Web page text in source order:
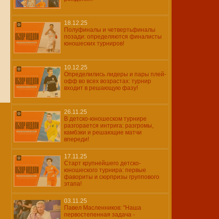
18.12.25
Полуфиналы и четвертьфиналы
позади: определяются финалисты
юношеских турниров!
10.12.25
Определились лидеры и пары плей-
офф во всех возрастах: турнир
входит в решающую фазу!
26.11.25
В детско-юношеском турнире
разгорается интрига: разгромы,
камбэки и решающие матчи
впереди!
17.11.25
Старт крупнейшего детско-
юношеского турнира: первые
фавориты и сюрпризы группового
этапа!
03.11.25
Павел Масленников: "Наша
первостепенная задача -